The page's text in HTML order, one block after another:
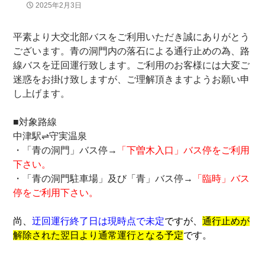
2025年2月3日
平素より大交北部バスをご利用いただき誠にありがとう
ございます。青の洞門内の落石による通行止めの為、路
線バスを迂回運行致します。ご利用のお客様には大変ご
迷惑をお掛け致しますが、ご理解頂きますようお願い申
し上げます。
■対象路線
中津駅⇌守実温泉
・「青の洞門」バス停→
「下曽木入口」バス停をご利用
下さい。
・「青の洞門駐車場」及び「青」バス停→
「臨時」バス
停をご利用下さい。
尚、迂回運行終了日は現時点で未定ですが、通行止めが
解除された翌日より通常運行となる予定です。